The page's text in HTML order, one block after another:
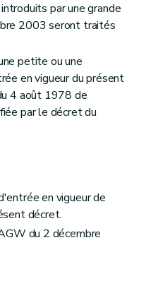
par une grande
2003 seront traités
petite ou une
en vigueur du présent
4 août 1978 de
par le décret du
en vigueur de
décret.
du 2 décembre